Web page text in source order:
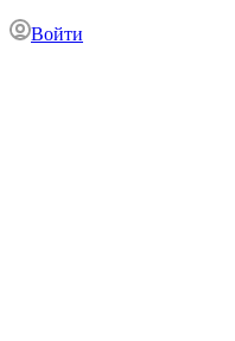
Войти